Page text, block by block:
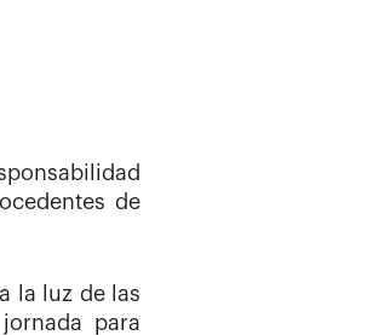
de
la luz de las
para